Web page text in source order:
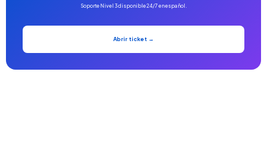
Soporte Nivel 3 disponible 24/7 en español.
Abrir ticket →